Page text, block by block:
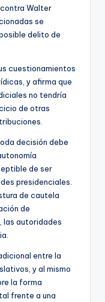
Walter
se
delito de
cuestionamientos
y afirma que
no tendría
de otras
decisión debe
de ser
presidenciales.
de cautela
de
las autoridades
entre la
y al mismo
la forma
frente a una